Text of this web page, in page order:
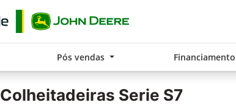
Pós vendas Financiamento
Colheitadeiras Serie S7